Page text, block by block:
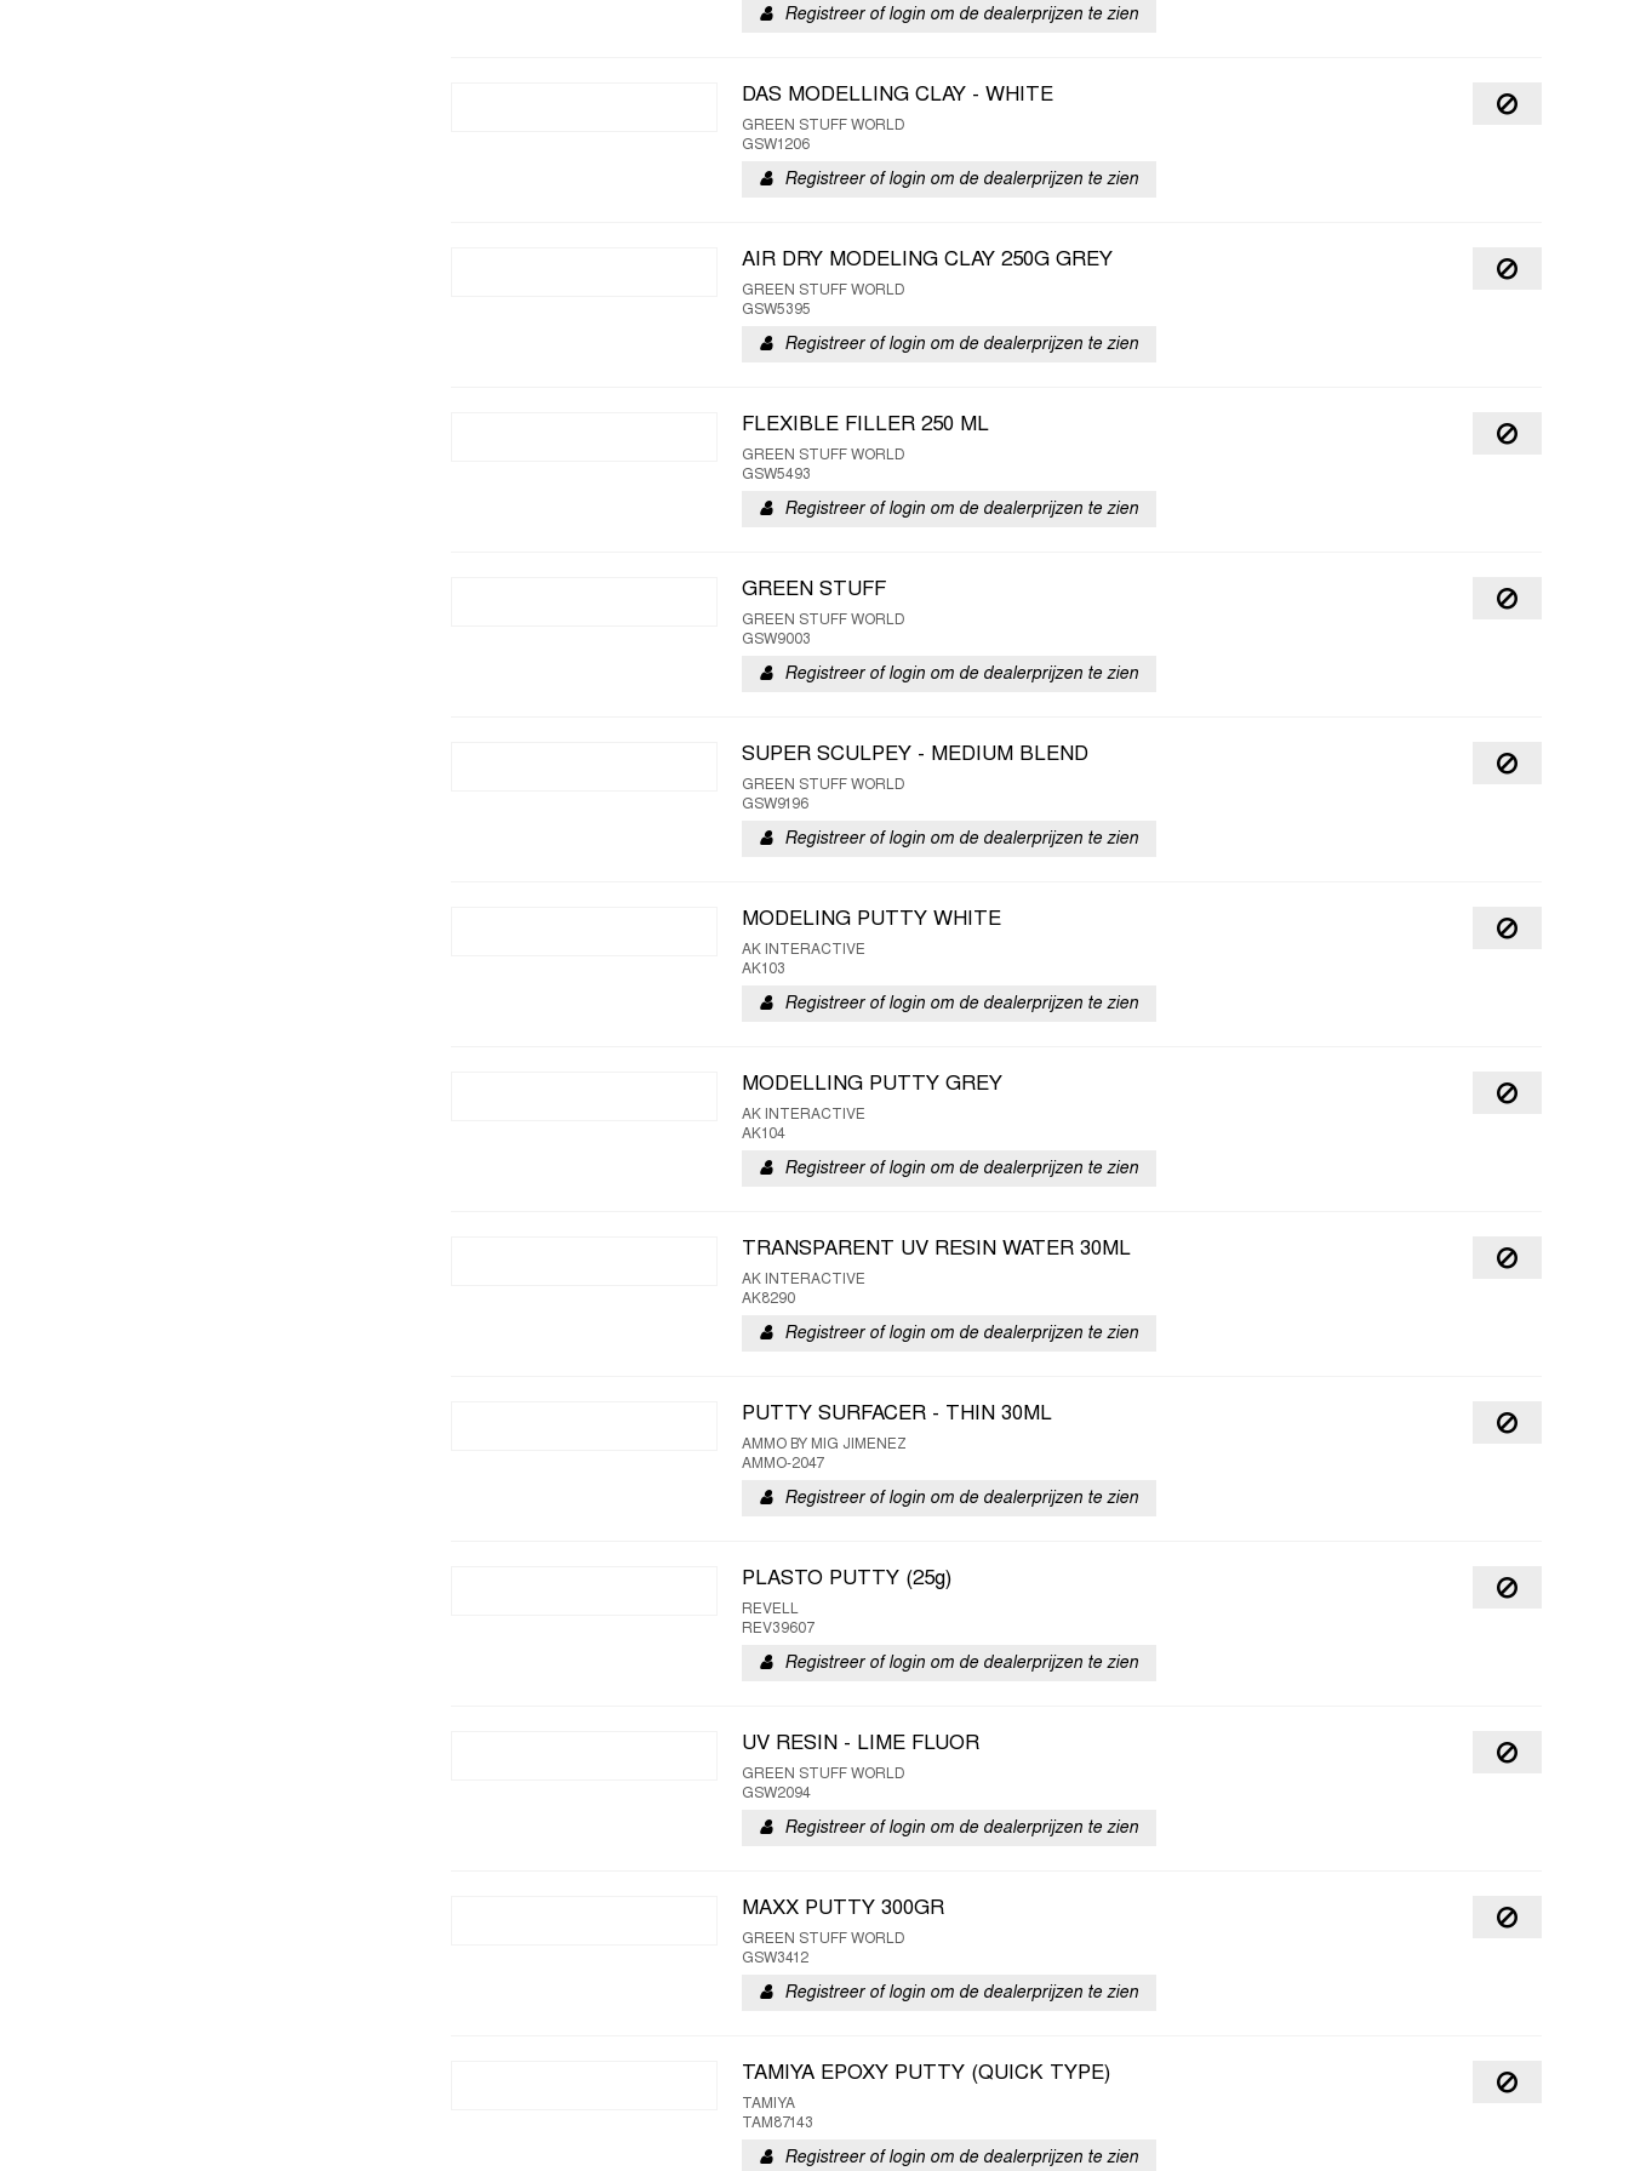
Registreer of login om de dealerprijzen te zien
DAS MODELLING CLAY - WHITE
GREEN STUFF WORLD
GSW1206
Registreer of login om de dealerprijzen te zien
AIR DRY MODELING CLAY 250G GREY
GREEN STUFF WORLD
GSW5395
Registreer of login om de dealerprijzen te zien
FLEXIBLE FILLER 250 ML
GREEN STUFF WORLD
GSW5493
Registreer of login om de dealerprijzen te zien
GREEN STUFF
GREEN STUFF WORLD
GSW9003
Registreer of login om de dealerprijzen te zien
SUPER SCULPEY - MEDIUM BLEND
GREEN STUFF WORLD
GSW9196
Registreer of login om de dealerprijzen te zien
MODELING PUTTY WHITE
AK INTERACTIVE
AK103
Registreer of login om de dealerprijzen te zien
MODELLING PUTTY GREY
AK INTERACTIVE
AK104
Registreer of login om de dealerprijzen te zien
TRANSPARENT UV RESIN WATER 30ML
AK INTERACTIVE
AK8290
Registreer of login om de dealerprijzen te zien
PUTTY SURFACER - THIN 30ML
AMMO BY MIG JIMENEZ
AMMO-2047
Registreer of login om de dealerprijzen te zien
PLASTO PUTTY (25g)
REVELL
REV39607
Registreer of login om de dealerprijzen te zien
UV RESIN - LIME FLUOR
GREEN STUFF WORLD
GSW2094
Registreer of login om de dealerprijzen te zien
MAXX PUTTY 300GR
GREEN STUFF WORLD
GSW3412
Registreer of login om de dealerprijzen te zien
TAMIYA EPOXY PUTTY (QUICK TYPE)
TAMIYA
TAM87143
Registreer of login om de dealerprijzen te zien